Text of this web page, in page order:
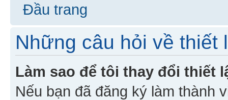
Đầu trang
Những câu hỏi về thiết
Làm sao để tôi thay đổi thiết
Nếu bạn đã đăng ký làm thành